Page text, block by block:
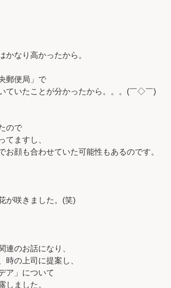
かなり高かったから。
郵便局」で
ていたことが分かったから。。。(￣◇￣)
ので
てますし、
お顔も合わせていた可能性もあるのです。
が咲きました。(笑)
連のお話になり、
時の上司に提案し、
ア」について
しました。